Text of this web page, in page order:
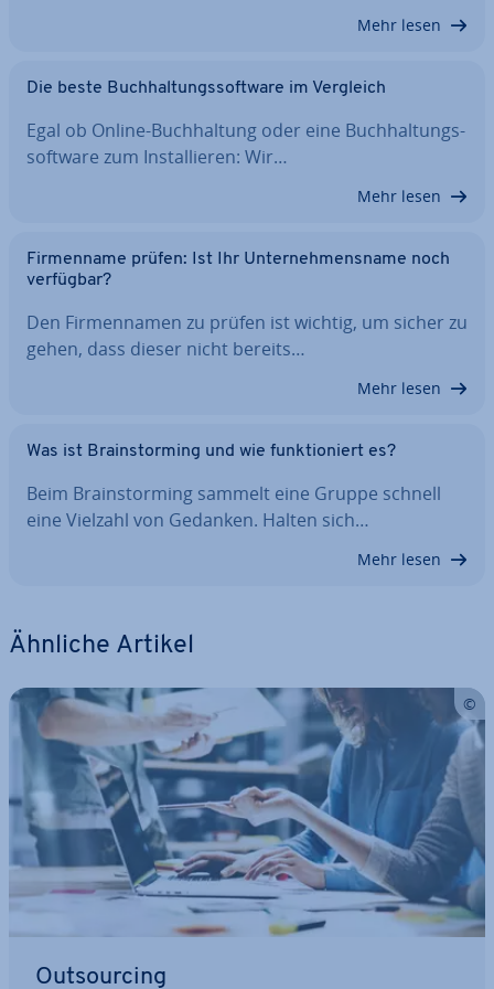
Mehr lesen
Die beste Buch­hal­tungs­soft­ware im Vergleich
Egal ob Online-Buch­hal­tung oder eine Buch­hal­tungs­
soft­ware zum In­stal­lie­ren: Wir…
Mehr lesen
Fir­men­na­me prüfen: Ist Ihr Un­ter­neh­mens­na­me noch
verfügbar?
Den Fir­men­na­men zu prüfen ist wichtig, um sicher zu
gehen, dass dieser nicht bereits…
Mehr lesen
Was ist Brain­stor­ming und wie funk­tio­niert es?
Beim Brain­stor­ming sammelt eine Gruppe schnell
eine Vielzahl von Gedanken. Halten sich…
Mehr lesen
Ähnliche Artikel
Out­sour­cing